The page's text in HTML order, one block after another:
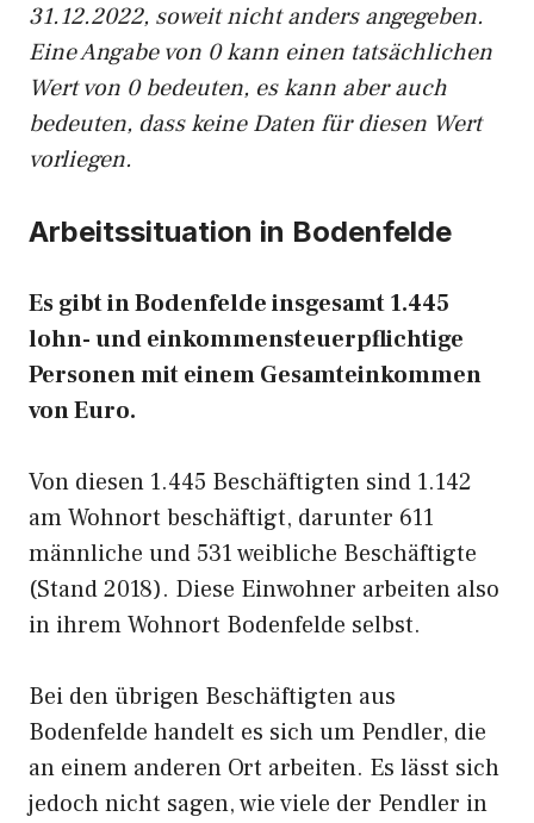
31.12.2022, soweit nicht anders angegeben.
Eine Angabe von 0 kann einen tatsächlichen
Wert von 0 bedeuten, es kann aber auch
bedeuten, dass keine Daten für diesen Wert
vorliegen.
Arbeitssituation in Bodenfelde
Es gibt in Bodenfelde insgesamt 1.445
lohn- und einkommensteuerpflichtige
Personen mit einem Gesamteinkommen
von Euro.
Von diesen 1.445 Beschäftigten sind 1.142
am Wohnort beschäftigt, darunter 611
männliche und 531 weibliche Beschäftigte
(Stand 2018). Diese Einwohner arbeiten also
in ihrem Wohnort Bodenfelde selbst.
Bei den übrigen Beschäftigten aus
Bodenfelde handelt es sich um Pendler, die
an einem anderen Ort arbeiten. Es lässt sich
jedoch nicht sagen, wie viele der Pendler in